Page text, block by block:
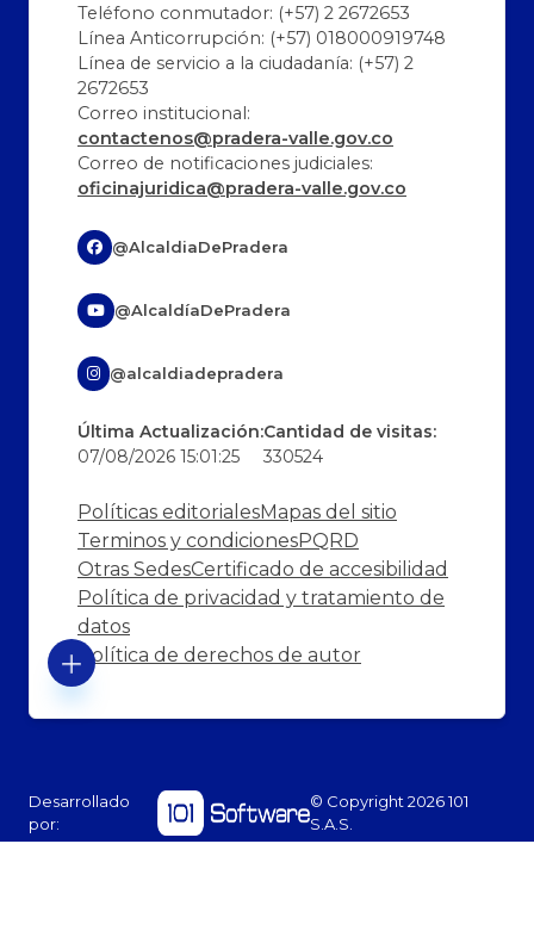
Teléfono conmutador: (+57) 2 2672653
Línea Anticorrupción: (+57) 018000919748
Línea de servicio a la ciudadanía: (+57) 2
2672653
Correo institucional:
contactenos@pradera-valle.gov.co
Correo de notificaciones judiciales:
oficinajuridica@pradera-valle.gov.co
@AlcaldiaDePradera
@AlcaldíaDePradera
@alcaldiadepradera
Última Actualización:
07/08/2026 15:01:25
Cantidad de visitas:
330524
Políticas editorialesMapas del sitio
Terminos y condicionesPQRD
Otras SedesCertificado de accesibilidad
Política de privacidad y tratamiento de
datos
Política de derechos de autor
Desarrollado
por:
© Copyright2026101
S.A.S.